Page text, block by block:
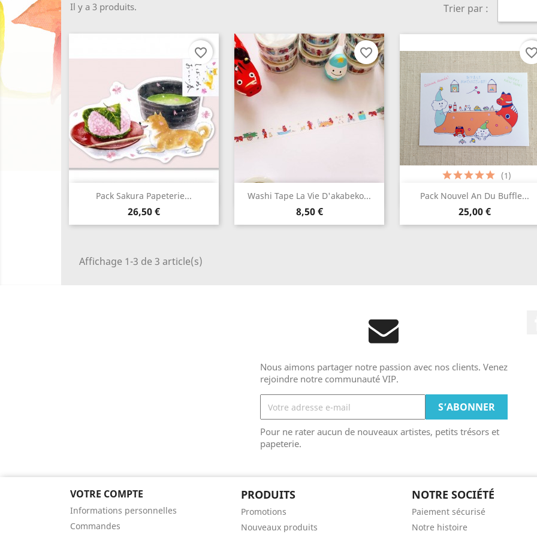
Il y a 3 produits. Trier par :
Pack Sakura Papeterie...
Prix
26,50 €
Aperçu rapide
favorite_border
Washi Tape La Vie D'akabeko...
Prix
8,50 €
Aperçu rapide
favorite_border
Pack Nouvel An Du Buffle...
Prix
25,00 €
(1)
Aperçu rapide
Affichage 1-3 de 3 article(s)
Nous aimons partager notre passion avec nos clients. Venez
rejoindre notre communauté VIP.
Pour ne rater aucun de nouveaux artistes, petits trésors et
papeterie.
VOTRE COMPTE
Informations personnelles
Commandes
PRODUITS
Promotions
Nouveaux produits
NOTRE SOCIÉTÉ
Paiement sécurisé
Notre histoire
Cancel Create wishlist